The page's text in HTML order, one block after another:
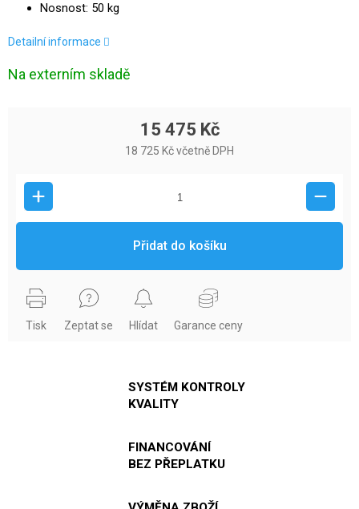
Nosnost: 50 kg
Detailní informace
Na externím skladě
15 475 Kč
18 725 Kč včetně DPH
Přidat do košíku
Tisk Zeptat se Hlídat Garance ceny
SYSTÉM KONTROLY
KVALITY
FINANCOVÁNÍ
BEZ PŘEPLATKU